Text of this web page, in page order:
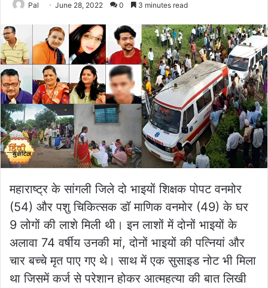
Pal June 28, 2022 0 3 minutes read
महाराष्ट्र के सांगली जिले दो भाइयों शिक्षक पोपट वनमोर
(54) और पशु चिकित्सक डॉ माणिक वनमोर (49) के घर
9 लोगों की लाशे मिली थी। इन लाशों में दोनों भाइयों के
अलावा 74 वर्षीय उनकी मां, दोनों भाइयों की पत्नियां और
चार बच्चे मृत पाए गए थे। साथ में एक सुसाइड नोट भी मिला
था जिसमें कर्ज से परेशान होकर आत्महत्या की बात लिखी